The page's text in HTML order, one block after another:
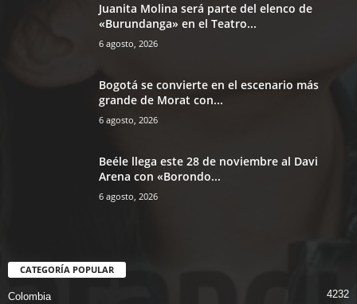
Juanita Molina será parte del elenco de
«Burundanga» en el Teatro...
6 agosto, 2026
Bogotá se convierte en el escenario más
grande de Morat con...
6 agosto, 2026
Beéle llega este 28 de noviembre al Davi
Arena con «Borondo...
6 agosto, 2026
CATEGORÍA POPULAR
Colombia 4232